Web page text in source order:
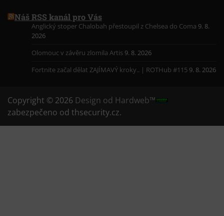
Náš RSS kanál pro Vás
Anglický stoper Chalobah přestoupil z Chelsea do Coma 9. 8.
2026
Olomouc v závěru zlomila Artis 9. 8. 2026
Fortnite začal dělat ZAJÍMAVÝ kroky.. | ROTHub #115 9. 8. 2026
Copyright © 2026 Design od Hardweb™
zabezpečeno od thsecurity.cz.